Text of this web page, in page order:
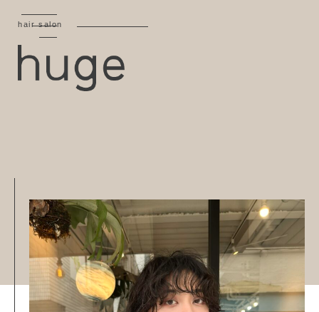
hair salon